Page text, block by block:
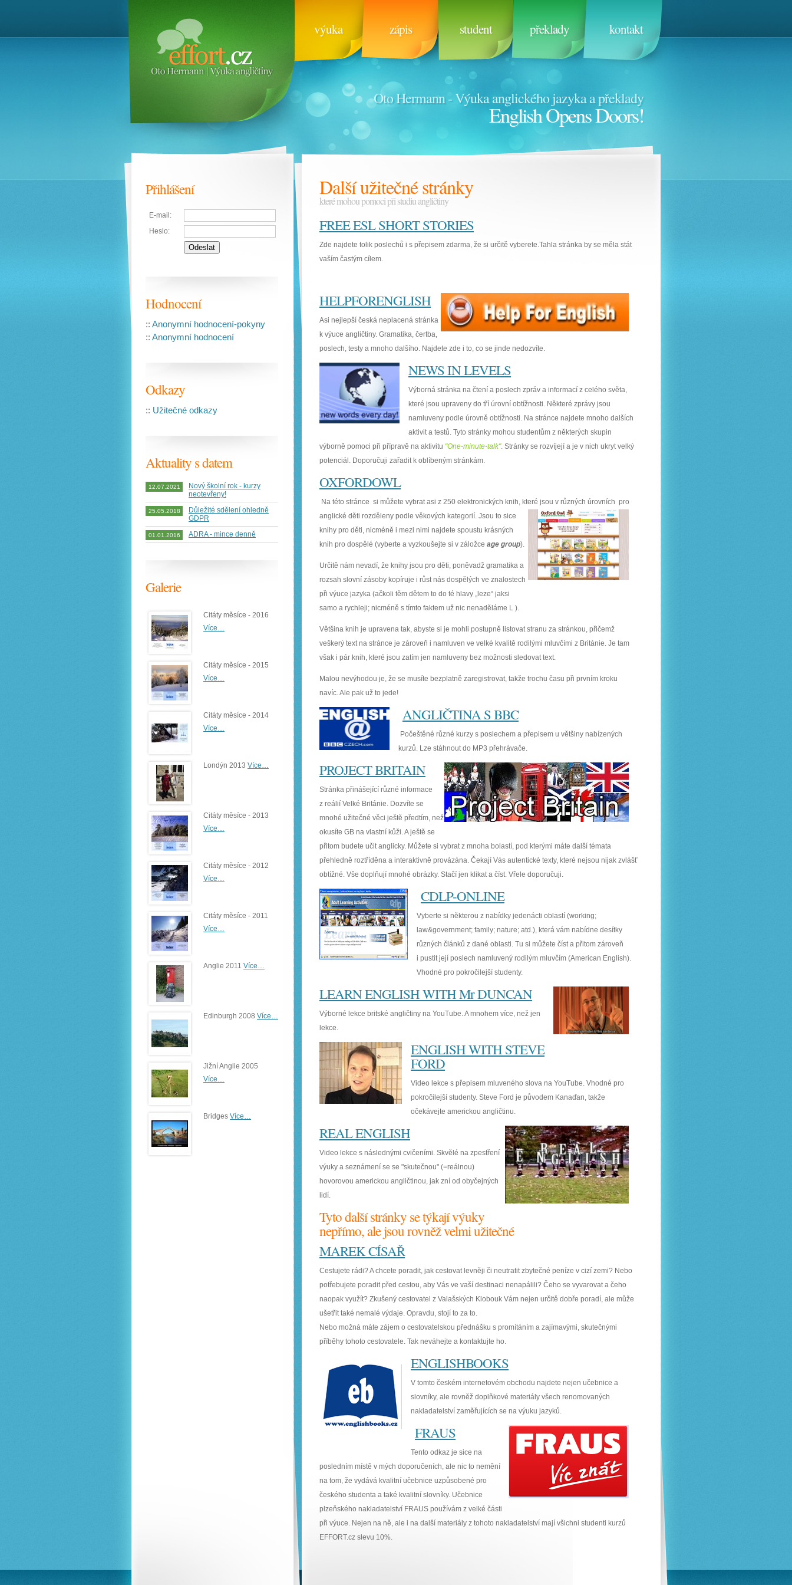
výuka zápis student překlady kontakt
Oto Hermann - Výuka anglického jazyka a překlady
English Opens Doors!
Další užitečné stránky
které mohou pomoci při studiu angličtiny
FREE ESL SHORT STORIES
Zde najdete tolik poslechů i s přepisem zdarma, že si určitě vyberete.Tahla stránka by se měla stát
vaším častým cílem.
HELPFORENGLISH
Asi nejlepší česká neplacená stránka
k výuce angličtiny. Gramatika, čertba,
poslech, testy a mnoho dalšího. Najdete zde i to, co se jinde nedozvíte.
NEWS IN LEVELS
Výborná stránka na čtení a poslech zpráv a informací z celého světa,
které jsou upraveny do tří úrovní obtížnosti. Některé zprávy jsou
namluveny podle úrovně obtížnosti. Na stránce najdete mnoho dalších
aktivit a testů. Tyto stránky mohou studentům z některých skupin
výborně pomoci při přípravě na aktivitu "One-minute-talk". Stránky se rozvíjejí a je v nich ukryt velký
potenciál. Doporučuji zařadit k oblíbeným stránkám.
OXFORDOWL
Na této stránce si můžete vybrat asi z 250 elektronických knih, které jsou v různých úrovních pro
anglické děti rozděleny podle věkových kategorií. Jsou to sice
knihy pro děti, nicméně i mezi nimi najdete spoustu krásných
knih pro dospělé (vyberte a vyzkoušejte si v záložce age group).
Určitě nám nevadí, že knihy jsou pro děti, poněvadž gramatika a
rozsah slovní zásoby kopíruje i růst nás dospělých ve znalostech
při výuce jazyka (ačkoli těm dětem to do té hlavy „leze“ jaksi
samo a rychleji; nicméně s tímto faktem už nic nenaděláme L ).
Většina knih je upravena tak, abyste si je mohli postupně listovat stranu za stránkou, přičemž
veškerý text na stránce je zároveň i namluven ve velké kvalitě rodilými mluvčími z Británie. Je tam
však i pár knih, které jsou zatím jen namluveny bez možnosti sledovat text.
Malou nevýhodou je, že se musíte bezplatně zaregistrovat, takže trochu času při prvním kroku
navíc. Ale pak už to jede!
ANGLIČTINA S BBC
Počeštěné různé kurzy s poslechem a přepisem u většiny nabízených
kurzů. Lze stáhnout do MP3 přehrávače.
PROJECT BRITAIN
Stránka přinášející různé informace
z reálií Velké Británie. Dozvíte se
mnohé užitečné věci ještě předtím, než
okusíte GB na vlastní kůži. A ještě se
přitom budete učit anglicky. Můžete si vybrat z mnoha bolastí, pod kterými máte další témata
přehledně roztříděna a interaktivně provázána. Čekají Vás autentické texty, které nejsou nijak zvlášť
obtížné. Vše doplňují mnohé obrázky. Stačí jen klikat a číst. Vřele doporučuji.
CDLP-ONLINE
Vyberte si některou z nabídky jedenácti oblastí (working;
law&government; family; nature; atd.), která vám nabídne desítky
různých článků z dané oblasti. Tu si můžete číst a přitom zároveň
i pustit její poslech namluvený rodilým mluvčím (American English).
Vhodné pro pokročilejší studenty.
LEARN ENGLISH WITH Mr DUNCAN
Výborné lekce britské angličtiny na YouTube. A mnohem více, než jen
lekce.
ENGLISH WITH STEVE
FORD
Video lekce s přepisem mluveného slova na YouTube. Vhodné pro
pokročilejší studenty. Steve Ford je původem Kanaďan, takže
očekávejte americkou angličtinu.
REAL ENGLISH
Video lekce s následnými cvičeními. Skvělé na zpestření
výuky a seznámení se se "skutečnou" (=reálnou)
hovorovou americkou angličtinou, jak zní od obyčejných
lidí.
Tyto další stránky se týkají výuky
nepřímo, ale jsou rovněž velmi užitečné
MAREK CÍSAŘ
Cestujete rádi? A chcete poradit, jak cestovat levněji či neutratit zbytečné peníze v cizí zemi? Nebo
potřebujete poradit před cestou, aby Vás ve vaší destinaci nenapálili? Čeho se vyvarovat a čeho
naopak využít? Zkušený cestovatel z Valašských Klobouk Vám nejen určitě dobře poradí, ale může
ušetřit také nemalé výdaje. Opravdu, stojí to za to.
Nebo možná máte zájem o cestovatelskou přednášku s promítáním a zajímavými, skutečnými
příběhy tohoto cestovatele. Tak neváhejte a kontaktujte ho.
ENGLISHBOOKS
V tomto českém internetovém obchodu najdete nejen učebnice a
slovníky, ale rovněž doplňkové materiály všech renomovaných
nakladatelství zaměřujících se na výuku jazyků.
FRAUS
Tento odkaz je sice na
posledním místě v mých doporučeních, ale nic to nemění
na tom, že vydává kvalitní učebnice uzpůsobené pro
českého studenta a také kvalitní slovníky. Učebnice
plzeňského nakladatelství FRAUS používám z velké části
při výuce. Nejen na ně, ale i na další materiály z tohoto nakladatelství mají všichni studenti kurzů
EFFORT.cz slevu 10%.
Přihlášení
E-mail:
Heslo:
Hodnocení
:: Anonymní hodnocení-pokyny
:: Anonymní hodnocení
Odkazy
:: Užitečné odkazy
Aktuality s datem
12.07.2021
Nový školní rok - kurzy
neotevřeny!
25.05.2018
Důležité sdělení ohledně
GDPR
01.01.2016 ADRA - mince denně
Galerie
Citáty měsíce - 2016
Více…
Citáty měsíce - 2015
Více…
Citáty měsíce - 2014
Více…
Londýn 2013 Více…
Citáty měsíce - 2013
Více…
Citáty měsíce - 2012
Více…
Citáty měsíce - 2011
Více…
Anglie 2011 Více…
Edinburgh 2008 Více…
Jižní Anglie 2005
Více…
Bridges Více…